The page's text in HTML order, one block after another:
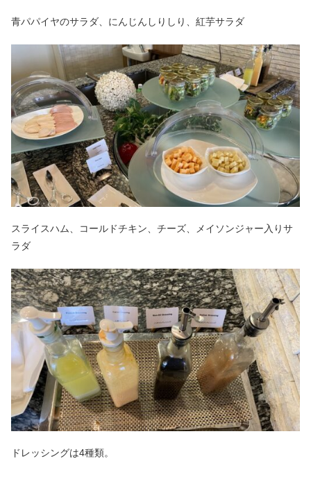
青パパイヤのサラダ、にんじんしりしり、紅芋サラダ
スライスハム、コールドチキン、チーズ、メイソンジャー入りサ
ラダ
ドレッシングは4種類。